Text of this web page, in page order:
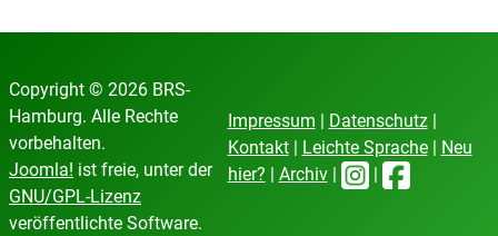
Copyright © 2026 BRS-
Hamburg. Alle Rechte
vorbehalten.
Joomla! ist freie, unter der
GNU/GPL-Lizenz
veröffentlichte Software.
Impressum | Datenschutz|
Kontakt| Leichte Sprache| Neu
hier? | Archiv| |